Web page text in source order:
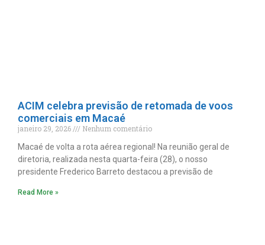
ACIM celebra previsão de retomada de voos
comerciais em Macaé
janeiro 29, 2026
Nenhum comentário
Macaé de volta a rota aérea regional! Na reunião geral de
diretoria, realizada nesta quarta-feira (28), o nosso
presidente Frederico Barreto destacou a previsão de
Read More »